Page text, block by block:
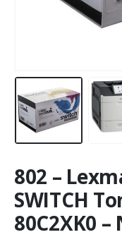
802 –
SWITCH
80C2XK0 –